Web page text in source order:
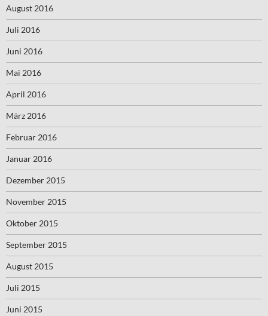
August 2016
Juli 2016
Juni 2016
Mai 2016
April 2016
März 2016
Februar 2016
Januar 2016
Dezember 2015
November 2015
Oktober 2015
September 2015
August 2015
Juli 2015
Juni 2015